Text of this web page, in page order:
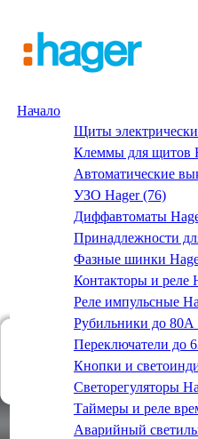
Начало
Щиты
Клеммы для щитов
Автоматические
УЗО Hager (76)
Диффавтоматы
Принадлежности
Фазные шинки
Контакторы и реле
Реле импульсные
Рубильники до 80А
Переключатели до
Кнопки и
Светорегуляторы
Таймеры и реле
Аварийный